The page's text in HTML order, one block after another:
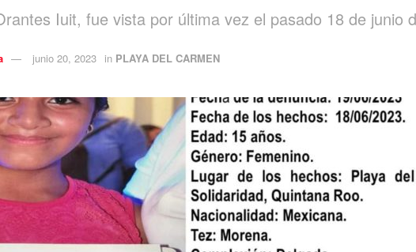
Iuit, fue vista por última vez el pasado 18 de junio
junio 20, 2023 in PLAYA DEL CARMEN